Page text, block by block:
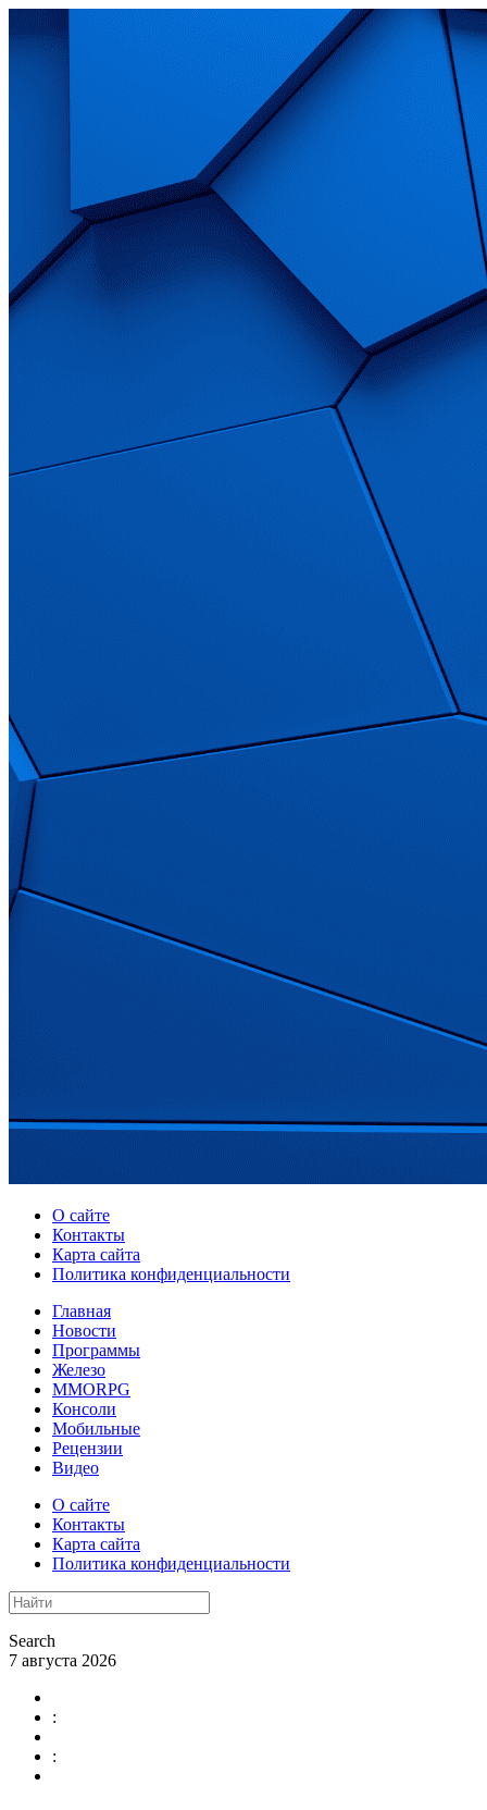
О сайте
Контакты
Карта сайта
Политика конфиденциальности
Главная
Новости
Программы
Железо
MMORPG
Консоли
Мобильные
Рецензии
Видео
О сайте
Контакты
Карта сайта
Политика конфиденциальности
Search
7 августа 2026
:
: